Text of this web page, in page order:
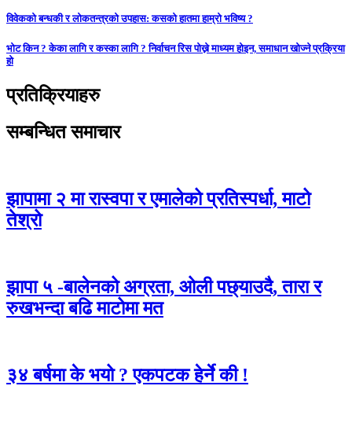
विवेकको बन्धकी र लोकतन्त्रको उपहास: कसको हातमा हाम्रो भविष्य ?
भोट किन ? केका लागि र कस्का लागि ? निर्वाचन रिस पोख्ने माध्यम होइन, समाधान खोज्ने प्रक्रिया
हो
प्रतिक्रियाहरु
सम्बन्धित समाचार
झापामा २ मा रास्वपा र एमालेको प्रतिस्पर्धा, माटो
तेश्रो
झापा ५ -बालेनको अग्रता, ओली पछ्याउदै, तारा र
रुखभन्दा बढि माटोमा मत
३४ बर्षमा के भयो ? एकपटक हेर्ने की !